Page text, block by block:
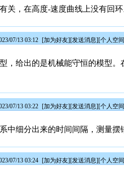
关，在高度-速度曲线上没有回
07/13 03:12 [加为好友][发送消息][个人空
，给出的是机械能守恒的模型
07/13 03:22 [加为好友][发送消息][个人空
中细分出来的时间间隔，测量
07/13 03:24 [加为好友][发送消息][个人空